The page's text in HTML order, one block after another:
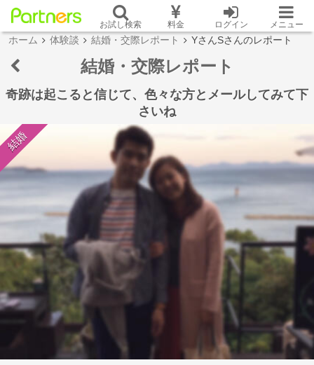
お試し検索 料金 ログイン メニュー
ホーム 体験談 結婚・交際レポート YさんSさんのレポート
結婚・交際レポート
奇跡は起こると信じて、色々な方とメールしてみて下
さいね
結婚